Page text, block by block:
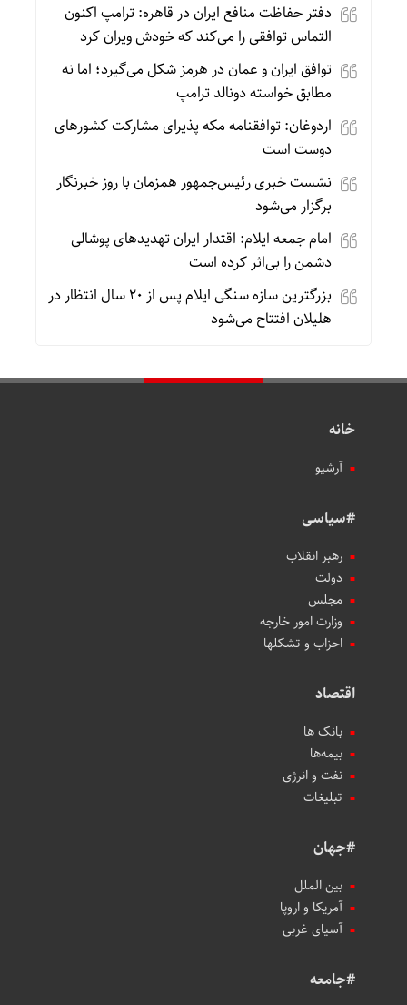
دفتر حفاظت منافع ایران در قاهره: ترامپ اکنون
التماس توافقی را می‌کند که خودش ویران کرد
توافق ایران و عمان در هرمز شکل می‌گیرد؛ اما نه
مطابق خواسته دونالد ترامپ
اردوغان: توافقنامه مکه پذیرای مشارکت کشورهای
دوست است
نشست خبری رئیس‌جمهور همزمان با روز خبرنگار
برگزار می‌شود
امام جمعه ایلام: اقتدار ایران تهدیدهای پوشالی
دشمن را بی‌اثر کرده است
بزرگترین سازه سنگی ایلام پس از ۲۰ سال انتظار در
هلیلان افتتاح می‌شود
خانه
آرشیو
#سیاسی
رهبر انقلاب
دولت
مجلس
وزارت امور خارجه
احزاب و تشکلها
اقتصاد
بانک ها
بیمه‌ها
نفت و انرژی
تبلیغات
#جهان
بین الملل
آمریکا و اروپا
آسیای غربی
#جامعه